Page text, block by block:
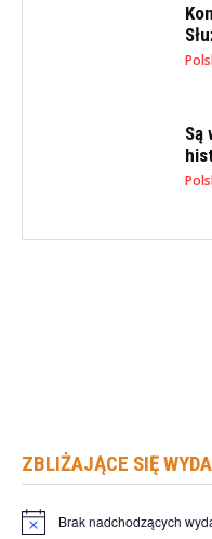
Są
ZBLIŻAJĄCE SIĘ
Powiadomienie
Brak nadchodzących